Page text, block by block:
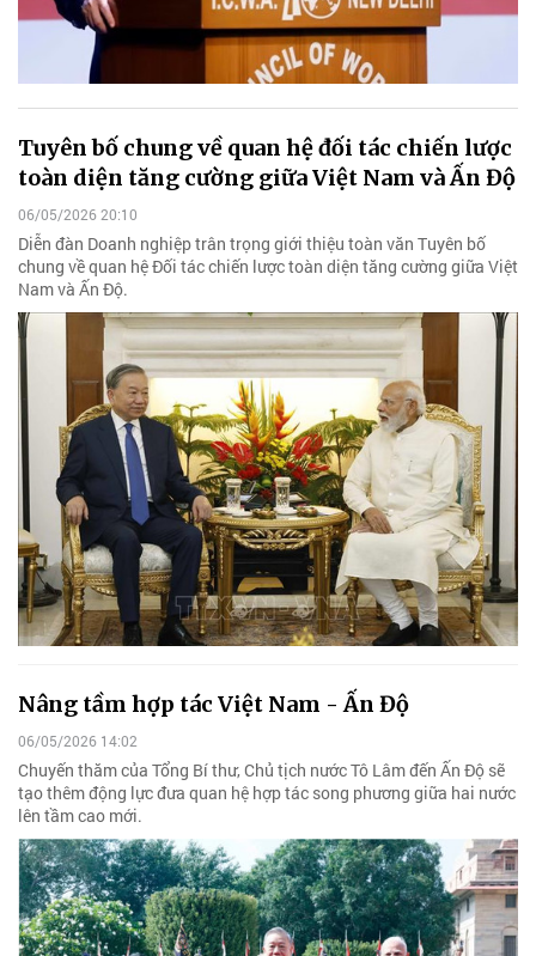
Tuyên bố chung về quan hệ đối tác chiến lược
toàn diện tăng cường giữa Việt Nam và Ấn Độ
06/05/2026 20:10
Diễn đàn Doanh nghiệp trân trọng giới thiệu toàn văn Tuyên bố
chung về quan hệ Đối tác chiến lược toàn diện tăng cường giữa Việt
Nam và Ấn Độ.
Nâng tầm hợp tác Việt Nam - Ấn Độ
06/05/2026 14:02
Chuyến thăm của Tổng Bí thư, Chủ tịch nước Tô Lâm đến Ấn Độ sẽ
tạo thêm động lực đưa quan hệ hợp tác song phương giữa hai nước
lên tầm cao mới.